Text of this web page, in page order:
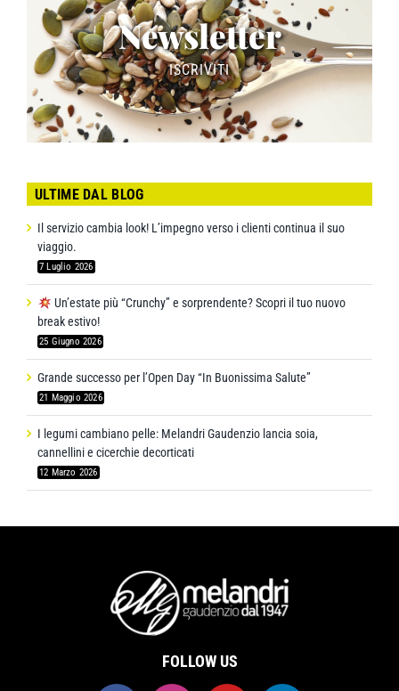
Newsletter
ISCRIVITI
ULTIME DAL BLOG
Il servizio cambia look! L’impegno verso i clienti continua il suo
viaggio.
7 Luglio 2026
Un’estate più “Crunchy” e sorprendente? Scopri il tuo nuovo
break estivo!
25 Giugno 2026
Grande successo per l’Open Day “In Buonissima Salute”
21 Maggio 2026
I legumi cambiano pelle: Melandri Gaudenzio lancia soia,
cannellini e cicerchie decorticati
12 Marzo 2026
FOLLOW US